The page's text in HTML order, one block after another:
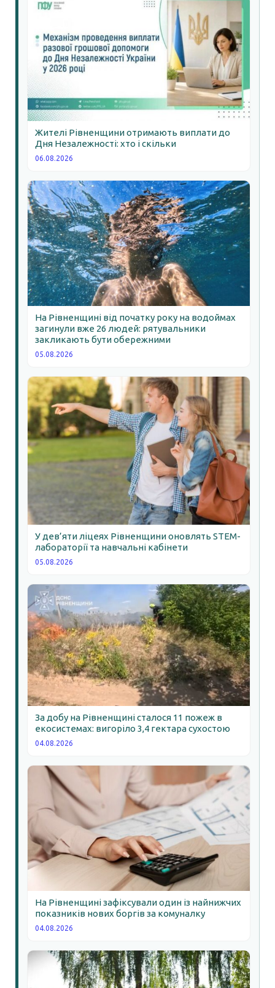
Жителі Рівненщини отримають виплати до
Дня Незалежності: хто і скільки
06.08.2026
На Рівненщині від початку року на водоймах
загинули вже 26 людей: рятувальники
закликають бути обережними
05.08.2026
У дев’яти ліцеях Рівненщини оновлять STEM-
лабораторії та навчальні кабінети
05.08.2026
За добу на Рівненщині сталося 11 пожеж в
екосистемах: вигоріло 3,4 гектара сухостою
04.08.2026
На Рівненщині зафіксували один із найнижчих
показників нових боргів за комуналку
04.08.2026